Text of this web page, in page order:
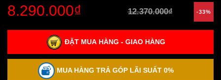
8.290.000₫ 12.370.000₫ -33%
ĐẶT MUA HÀNG - GIAO HÀNG
MUA HÀNG TRẢ GÓP LÃI SUẤT 0%